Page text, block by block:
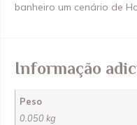
banheiro um cenário de
Informação
Peso
0.050 kg